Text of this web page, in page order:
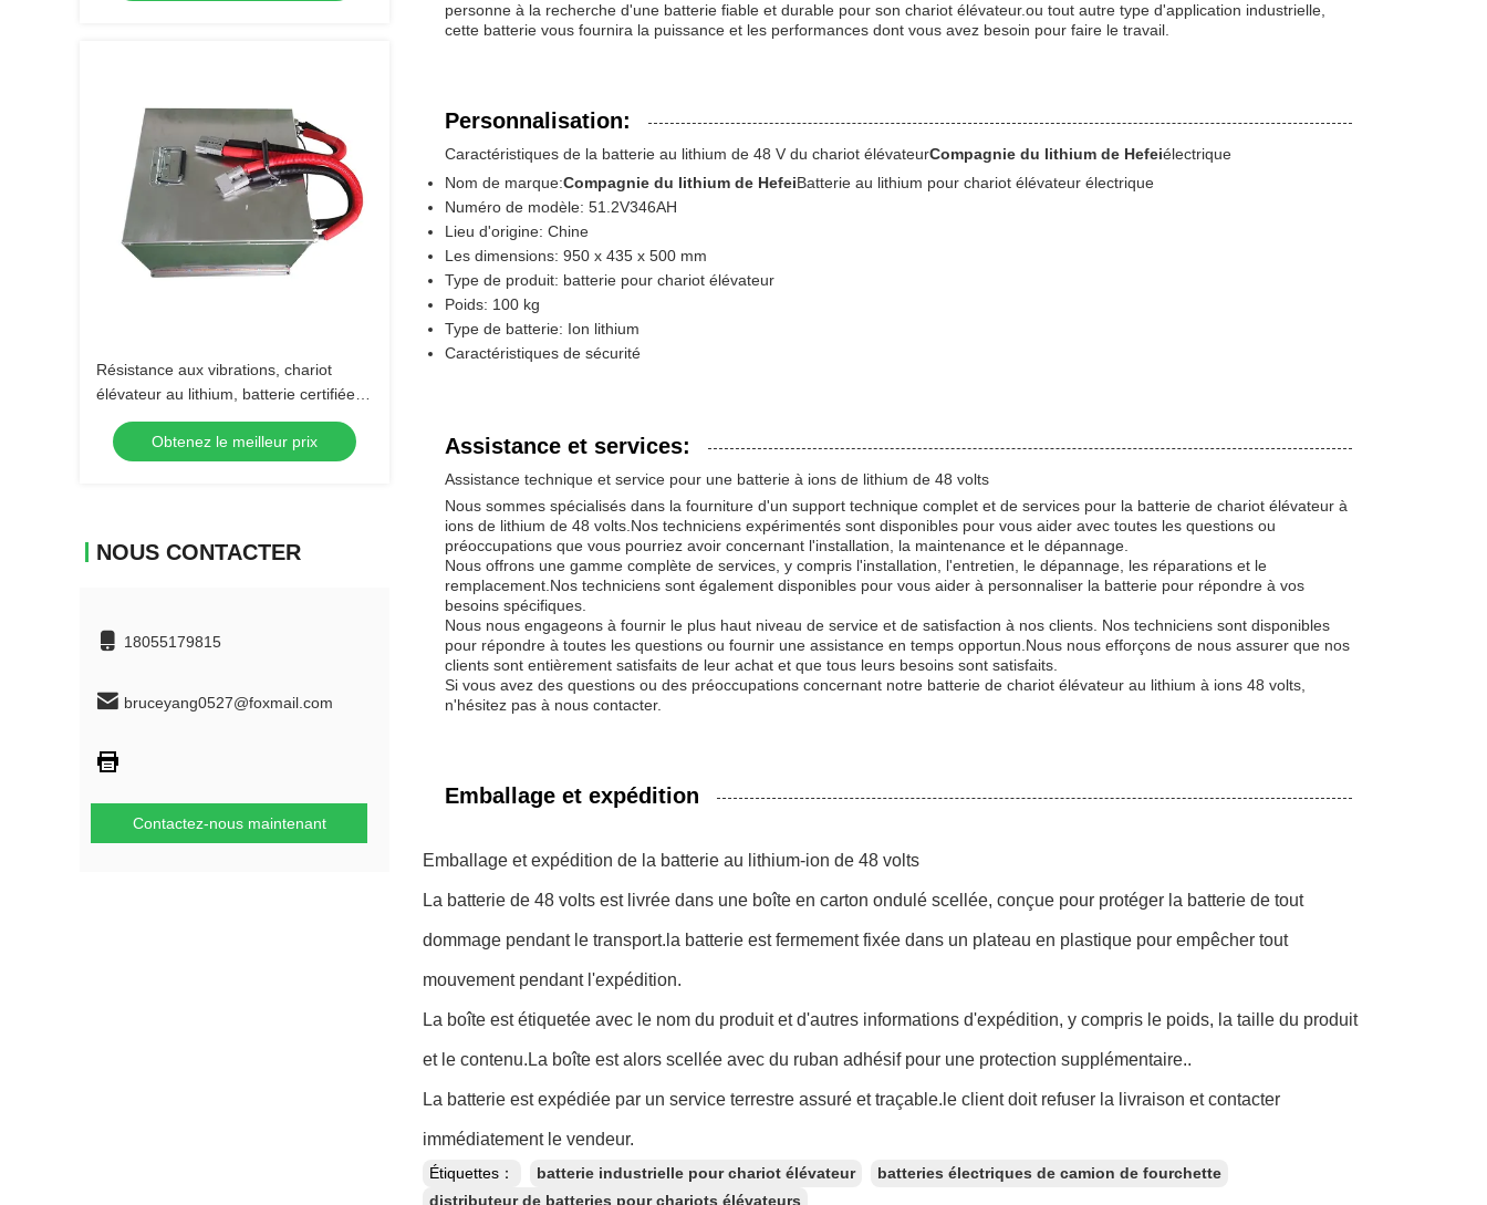
Résistance aux vibrations, chariot
élévateur au lithium, batterie certifiée
selon la norme internationale
Obtenez le meilleur prix
NOUS CONTACTER
18055179815
bruceyang0527@foxmail.com
Contactez-nous maintenant
personne à la recherche d'une batterie fiable et durable pour son chariot élévateur.ou tout autre type d'application industrielle,
cette batterie vous fournira la puissance et les performances dont vous avez besoin pour faire le travail.
Personnalisation:
Caractéristiques de la batterie au lithium de 48 V du chariot élévateurCompagnie du lithium de Hefeiélectrique
Nom de marque:Compagnie du lithium de HefeiBatterie au lithium pour chariot élévateur électrique
Numéro de modèle: 51.2V346AH
Lieu d'origine: Chine
Les dimensions: 950 x 435 x 500 mm
Type de produit: batterie pour chariot élévateur
Poids: 100 kg
Type de batterie: Ion lithium
Caractéristiques de sécurité
Assistance et services:
Assistance technique et service pour une batterie à ions de lithium de 48 volts
Nous sommes spécialisés dans la fourniture d'un support technique complet et de services pour la batterie de chariot élévateur à
ions de lithium de 48 volts.Nos techniciens expérimentés sont disponibles pour vous aider avec toutes les questions ou
préoccupations que vous pourriez avoir concernant l'installation, la maintenance et le dépannage.
Nous offrons une gamme complète de services, y compris l'installation, l'entretien, le dépannage, les réparations et le
remplacement.Nos techniciens sont également disponibles pour vous aider à personnaliser la batterie pour répondre à vos
besoins spécifiques.
Nous nous engageons à fournir le plus haut niveau de service et de satisfaction à nos clients. Nos techniciens sont disponibles
pour répondre à toutes les questions ou fournir une assistance en temps opportun.Nous nous efforçons de nous assurer que nos
clients sont entièrement satisfaits de leur achat et que tous leurs besoins sont satisfaits.
Si vous avez des questions ou des préoccupations concernant notre batterie de chariot élévateur au lithium à ions 48 volts,
n'hésitez pas à nous contacter.
Emballage et expédition
Emballage et expédition de la batterie au lithium-ion de 48 volts
La batterie de 48 volts est livrée dans une boîte en carton ondulé scellée, conçue pour protéger la batterie de tout
dommage pendant le transport.la batterie est fermement fixée dans un plateau en plastique pour empêcher tout
mouvement pendant l'expédition.
La boîte est étiquetée avec le nom du produit et d'autres informations d'expédition, y compris le poids, la taille du produit
et le contenu.La boîte est alors scellée avec du ruban adhésif pour une protection supplémentaire..
La batterie est expédiée par un service terrestre assuré et traçable.le client doit refuser la livraison et contacter
immédiatement le vendeur.
Étiquettes： batterie industrielle pour chariot élévateur
batteries électriques de camion de fourchette
distributeur de batteries pour chariots élévateurs